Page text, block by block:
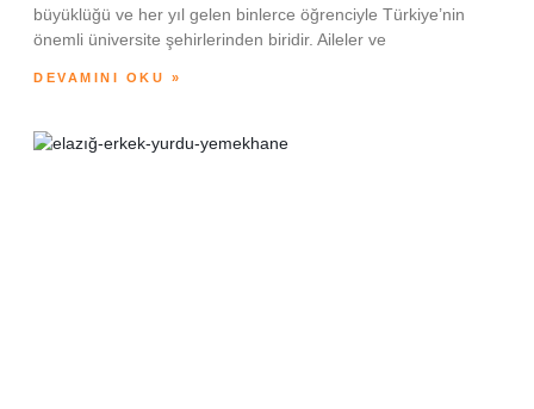
büyüklüğü ve her yıl gelen binlerce öğrenciyle Türkiye’nin
önemli üniversite şehirlerinden biridir. Aileler ve
DEVAMINI OKU »